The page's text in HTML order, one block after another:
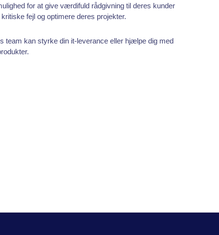
for at give værdifuld rådgivning til deres kunder
fejl og optimere deres projekter.
team kan styrke din it-leverance eller hjælpe dig med